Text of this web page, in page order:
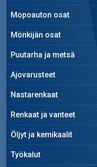
Mopoauton osat
Mönkijän osat
Puutarha ja metsä
Ajovarusteet
Nastarenkaat
Renkaat ja vanteet
Öljyt ja kemikaalit
Työkalut